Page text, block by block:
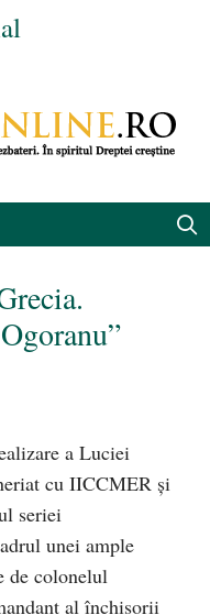
a Luciei
cu IICCMER şi
seriei
unei ample
de colonelul
al închisorii